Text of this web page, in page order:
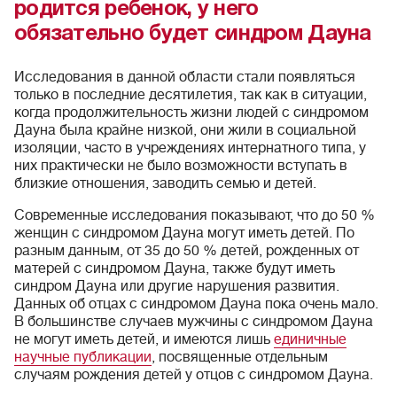
родится ребенок, у него
обязательно будет синдром Дауна
Исследования в данной области стали появляться
только в последние десятилетия, так как в ситуации,
когда продолжительность жизни людей с синдромом
Дауна была крайне низкой, они жили в социальной
изоляции, часто в учреждениях интернатного типа, у
них практически не было возможности вступать в
близкие отношения, заводить семью и детей.
Современные исследования показывают, что до 50 %
женщин с синдромом Дауна могут иметь детей. По
разным данным, от 35 до 50 % детей, рожденных от
матерей с синдромом Дауна, также будут иметь
синдром Дауна или другие нарушения развития.
Данных об отцах с синдромом Дауна пока очень мало.
В большинстве случаев мужчины с синдромом Дауна
не могут иметь детей, и имеются лишь единичные
научные публикации, посвященные отдельным
случаям рождения детей у отцов с синдромом Дауна.